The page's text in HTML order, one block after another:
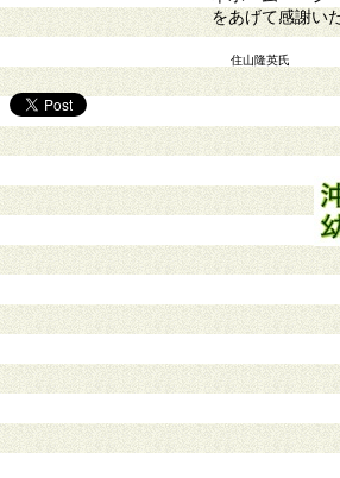
をあげて感謝い
住山隆英氏